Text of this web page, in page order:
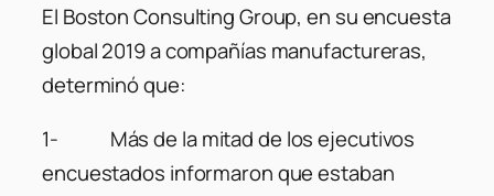
El Boston Consulting Group, en su encuesta
global 2019 a compañías manufactureras,
determinó que:
1- Más de la mitad de los ejecutivos
encuestados informaron que estaban